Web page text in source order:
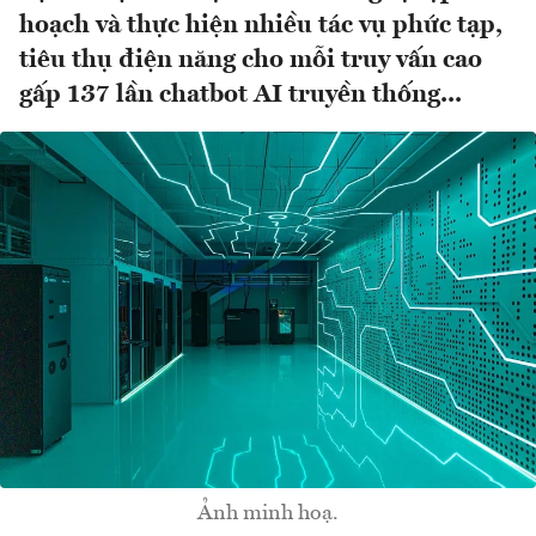
hoạch và thực hiện nhiều tác vụ phức tạp,
tiêu thụ điện năng cho mỗi truy vấn cao
gấp 137 lần chatbot AI truyền thống...
Ảnh minh hoạ.